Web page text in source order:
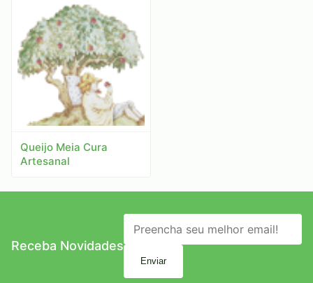
Queijo Meia Cura
Artesanal
Receba Novidades
Enviar